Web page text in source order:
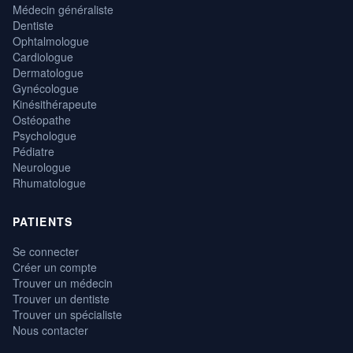
Médecin généraliste
Dentiste
Ophtalmologue
Cardiologue
Dermatologue
Gynécologue
Kinésithérapeute
Ostéopathe
Psychologue
Pédiatre
Neurologue
Rhumatologue
PATIENTS
Se connecter
Créer un compte
Trouver un médecin
Trouver un dentiste
Trouver un spécialiste
Nous contacter